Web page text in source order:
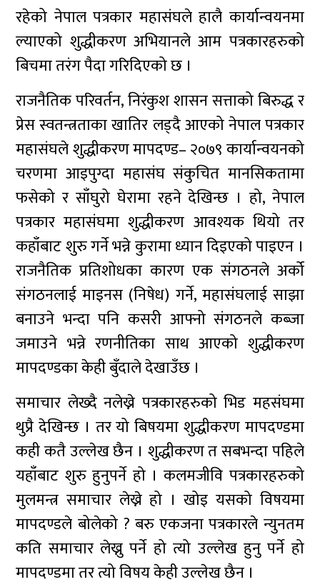
रहेको नेपाल पत्रकार महासंघले हालै कार्यान्वयनमा
ल्याएको शुद्धीकरण अभियानले आम पत्रकारहरुको
बिचमा तरंग पैदा गरिदिएको छ ।
राजनैतिक परिवर्तन, निरंकुश शासन सत्ताको बिरुद्ध र
प्रेस स्वतन्त्रताका खातिर लड्दै आएको नेपाल पत्रकार
महासंघले शुद्धीकरण मापदण्ड– २०७९ कार्यान्वयनको
चरणमा आइपुग्दा महासंघ संकुचित मानसिकतामा
फसेको र साँघुरो घेरामा रहने देखिन्छ । हो, नेपाल
पत्रकार महासंघमा शुद्धीकरण आवश्यक थियो तर
कहाँबाट शुरु गर्ने भन्ने कुरामा ध्यान दिइएको पाइएन ।
राजनैतिक प्रतिशोधका कारण एक संगठनले अर्को
संगठनलाई माइनस (निषेध) गर्ने, महासंघलाई साझा
बनाउने भन्दा पनि कसरी आफ्नो संगठनले कब्जा
जमाउने भन्ने रणनीतिका साथ आएको शुद्धीकरण
मापदण्डका केही बुँदाले देखाउँछ ।
समाचार लेख्दै नलेख्ने पत्रकारहरुको भिड महसंघमा
थुप्रै देखिन्छ । तर यो बिषयमा शुद्धीकरण मापदण्डमा
कही कतै उल्लेख छैन । शुद्धीकरण त सबभन्दा पहिले
यहाँबाट शुरु हुनुपर्ने हो । कलमजीवि पत्रकारहरुको
मुलमन्त्र समाचार लेख्ने हो । खोइ यसको विषयमा
मापदण्डले बोलेको ? बरु एकजना पत्रकारले न्युनतम
कति समाचार लेख्नु पर्ने हो त्यो उल्लेख हुनु पर्ने हो
मापदण्डमा तर त्यो विषय केही उल्लेख छैन ।